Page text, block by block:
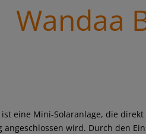
Wandaa
eine Mini-Solaranlage, die
angeschlossen wird. Durch den